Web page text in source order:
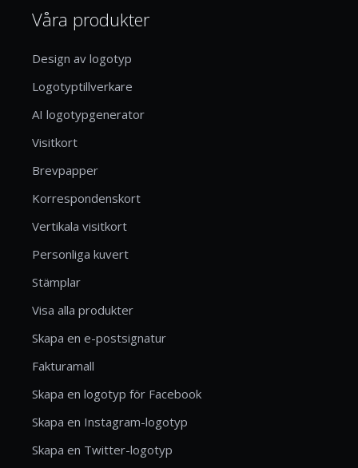
Våra produkter
Design av logotyp
Logotyptillverkare
AI logotypgenerator
Visitkort
Brevpapper
Korrespondenskort
Vertikala visitkort
Personliga kuvert
Stämplar
Visa alla produkter
Skapa en e-postsignatur
Fakturamall
Skapa en logotyp för Facebook
Skapa en Instagram-logotyp
Skapa en Twitter-logotyp